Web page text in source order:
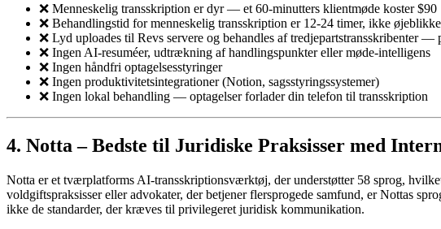
❌ Menneskelig transskription er dyr — et 60-minutters klientmøde koster $90
❌ Behandlingstid for menneskelig transskription er 12-24 timer, ikke
❌ Lyd uploades til Revs servere og behandles af tredjepartstransskribenter
❌ Ingen AI-resuméer, udtrækning af handlingspunkter eller møde-intelligens
❌ Ingen håndfri optagelsesstyringer
❌ Ingen produktivitetsintegrationer (Notion, sagsstyringssystemer)
❌ Ingen lokal behandling — optagelser forlader din telefon til transskription
4. Notta – Bedste til Juridiske Praksisser med
Notta er et tværplatforms AI-transskriptionsværktøj, der understøtter 58 sprog,
voldgiftspraksisser eller advokater, der betjener flersprogede samfund, er Nottas
ikke de standarder, der kræves til privilegeret juridisk kommunikation.